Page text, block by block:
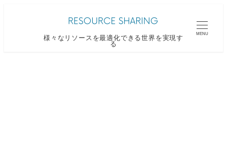
様々なリソースを最適化できる世界を実現す
る
MENU